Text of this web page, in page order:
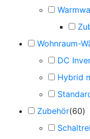
Wohnraum-
DC
Hybrid
Zubehör(60)